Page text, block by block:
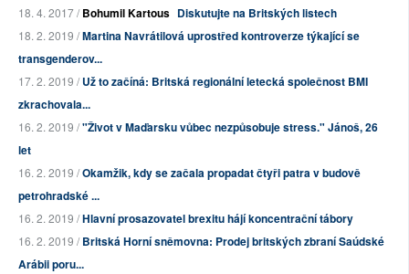
18. 4. 2017 /Bohumil Kartous Diskutujte na Britských listech
18. 2. 2019 /Martina Navrátilová uprostřed kontroverze týkající se
transgenderov...
17. 2. 2019 /Už to začíná: Britská regionální letecká společnost BMI
zkrachovala...
16. 2. 2019 /"Život v Maďarsku vůbec nezpůsobuje stress." Jánoš, 26
let
16. 2. 2019 /Okamžik, kdy se začala propadat čtyři patra v budově
petrohradské ...
16. 2. 2019 /Hlavní prosazovatel brexitu hájí koncentrační tábory
16. 2. 2019 /Britská Horní sněmovna: Prodej britských zbraní Saúdské
Arábii poru...